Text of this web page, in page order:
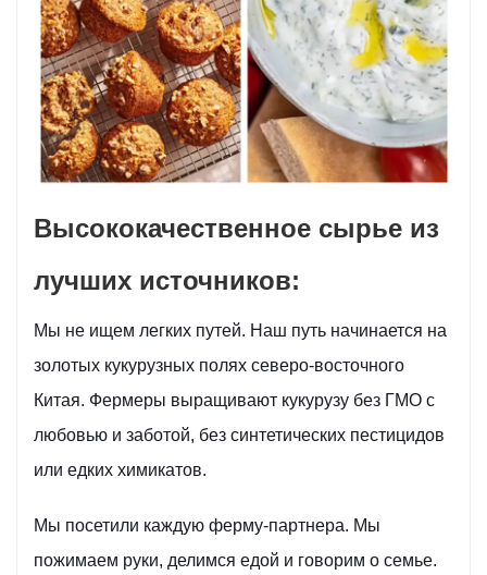
Высококачественное сырье из
лучших источников:
Мы не ищем легких путей. Наш путь начинается на
золотых кукурузных полях северо-восточного
Китая. Фермеры выращивают кукурузу без ГМО с
любовью и заботой, без синтетических пестицидов
или едких химикатов.
Мы посетили каждую ферму-партнера. Мы
пожимаем руки, делимся едой и говорим о семье.